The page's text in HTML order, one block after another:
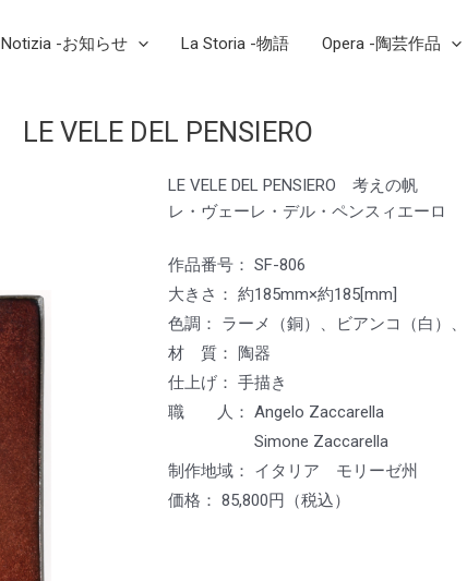
Notizia -お知らせ La Storia -物語 Opera -陶芸作品
LE VELE DEL PENSIERO
LE VELE DEL PENSIERO 考えの帆
レ・ヴェーレ・デル・ペンスィエーロ
作品番号： SF-806
大きさ： 約185mm×約185[mm]
色調： ラーメ（銅）、ビアンコ（白）
材 質： 陶器
仕上げ： 手描き
職 人： Angelo Zaccarella
Simone Zaccarella
制作地域： イタリア モリーゼ州
価格： 85,800円（税込）